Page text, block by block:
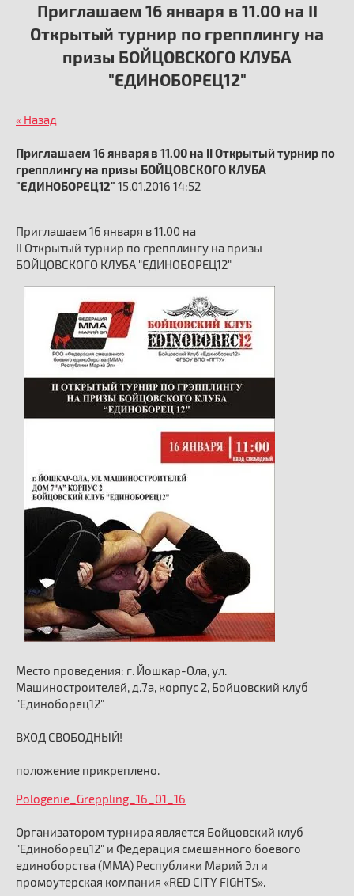
Приглашаем 16 января в 11.00 на II
Открытый турнир по грепплингу на
призы БОЙЦОВСКОГО КЛУБА
"ЕДИНОБОРЕЦ12"
« Назад
Приглашаем 16 января в 11.00 на II Открытый турнир по
грепплингу на призы БОЙЦОВСКОГО КЛУБА
"ЕДИНОБОРЕЦ12" 15.01.2016 14:52
Приглашаем 16 января в 11.00 на
II Открытый турнир по грепплингу на призы
БОЙЦОВСКОГО КЛУБА "ЕДИНОБОРЕЦ12"
Место проведения: г. Йошкар-Ола, ул.
Машиностроителей, д.7а, корпус 2, Бойцовский клуб
"Единоборец12"
ВХОД СВОБОДНЫЙ!
положение прикреплено.
Pologenie_Greppling_16_01_16
Организатором турнира является Бойцовский клуб
"Единоборец12" и Федерация смешанного боевого
единоборства (ММА) Республики Марий Эл и
промоутерская компания «RED CITY FIGHTS».